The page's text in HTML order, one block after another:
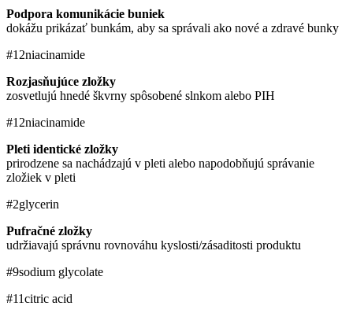
Podpora komunikácie buniek
dokážu prikázať bunkám, aby sa správali ako nové a zdravé bunky
#12niacinamide
Rozjasňujúce zložky
zosvetlujú hnedé škvrny spôsobené slnkom alebo PIH
#12niacinamide
Pleti identické zložky
prirodzene sa nachádzajú v pleti alebo napodobňujú správanie
zložiek v pleti
#2glycerin
Pufračné zložky
udržiavajú správnu rovnováhu kyslosti/zásaditosti produktu
#9sodium glycolate
#11citric acid